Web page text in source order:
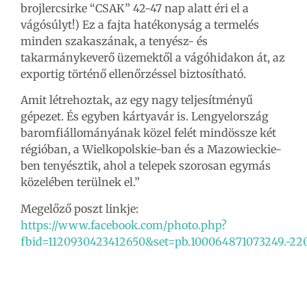
brojlercsirke “CSAK” 42-47 nap alatt éri el a
vágósúlyt!) Ez a fajta hatékonyság a termelés
minden szakaszának, a tenyész- és
takarmánykeverő üzemektől a vágóhidakon át, az
exportig történő ellenőrzéssel biztosítható.
Amit létrehoztak, az egy nagy teljesítményű
gépezet. És egyben kártyavár is. Lengyelország
baromfiállományának közel felét mindössze két
régióban, a Wielkopolskie-ban és a Mazowieckie-
ben tenyésztik, ahol a telepek szorosan egymás
közelében terülnek el.”
Megelőző poszt linkje:
https://www.facebook.com/photo.php?
fbid=1120930423412650&set=pb.100064871073249.-